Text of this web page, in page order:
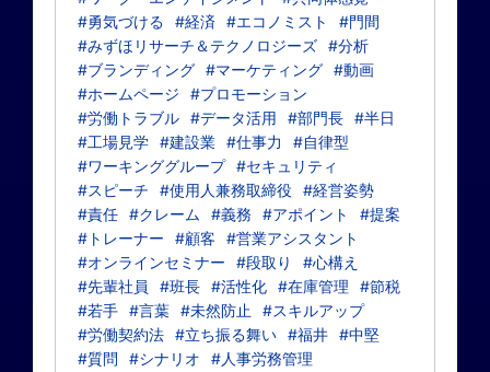
#勇気づける
#経済 #エコノミスト
#門間
#みずほリサーチ＆テクノロジーズ #分析
#ブランディング #マーケティング #動画
#ホームページ
#プロモーション
#労働トラブル #データ活用 #部門長 #半日
#工場見学 #建設業 #仕事力
#自律型
#ワーキンググループ #セキュリティ
#スピーチ
#使用人兼務取締役 #経営姿勢
#責任 #クレーム #義務 #アポイント
#提案
#トレーナー
#顧客
#営業アシスタント
#オンラインセミナー
#段取り
#心構え
#先輩社員
#班長 #活性化 #在庫管理
#節税
#若手 #言葉 #未然防止
#スキルアップ
#労働契約法 #立ち振る舞い #福井 #中堅
#質問
#シナリオ
#人事労務管理